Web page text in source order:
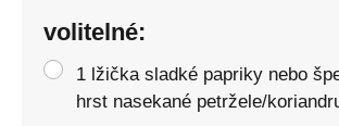
volitelné:
1 lžička sladké papriky nebo
hrst nasekané petržele/